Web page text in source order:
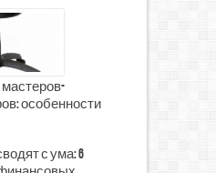
особенности
с ума: 6